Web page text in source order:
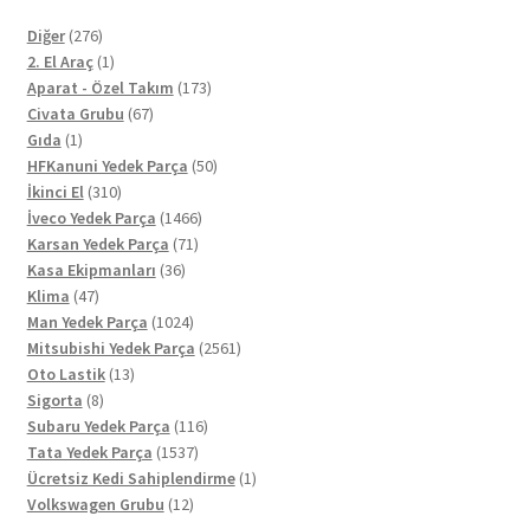
Diğer 276276
ürün
2. El Araç 11
ürün
Aparat - Özel Takım 173173
Civata Grubu 6767
Gıda 11
ürün
HFKanuni Yedek Parça 5050
İkinci El 310310
ürün
İveco Yedek Parça 14661466
ürün
Karsan Yedek Parça 7171
Kasa Ekipmanları 3636
Klima 4747
ürün
Man Yedek Parça 10241024
ürün
Mitsubishi Yedek Parça 25612561
Oto Lastik 1313
Sigorta 88
ürün
Subaru Yedek Parça 116116
Tata Yedek Parça 15371537
ürün
Ücretsiz Kedi Sahiplendirme 11
Volkswagen Grubu 1212